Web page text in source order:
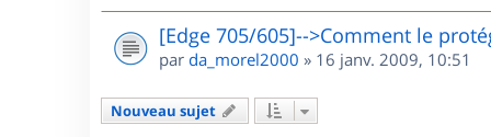
[Edge 705/605]-->Comment le
par da_morel2000 » 16 janv. 2009, 10:51
Nouveau sujet